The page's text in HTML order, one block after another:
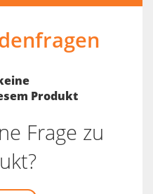
Produkt
Frage zu